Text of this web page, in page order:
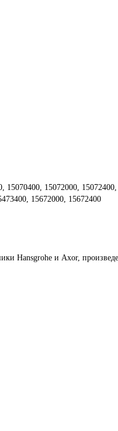
15070400, 15072000,
15672000, 15672400
Hansgrohe и Axor,